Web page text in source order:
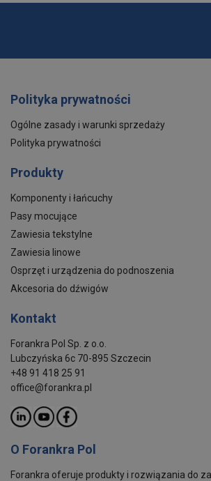
Polityka prywatności
Ogólne zasady i warunki sprzedaży
Polityka prywatności
Produkty
Komponenty i łańcuchy
Pasy mocujące
Zawiesia tekstylne
Zawiesia linowe
Osprzęt i urządzenia do podnoszenia
Akcesoria do dźwigów
Kontakt
Forankra Pol Sp. z o.o.
Lubczyńska 6c 70-895 Szczecin
+48 91 418 25 91
office@forankra.pl
O Forankra Pol
Forankra oferuje produkty i rozwiązania do